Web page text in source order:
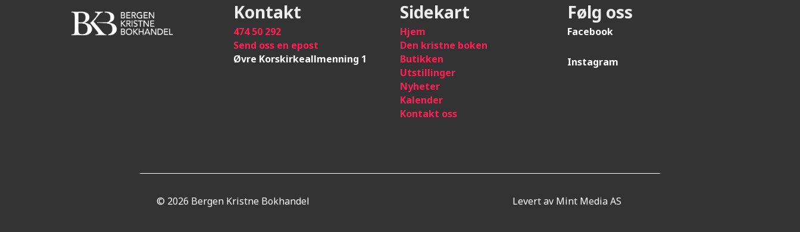
Kontakt
474 50 292
Send oss en epost
Øvre Korskirkeallmenning 1
Sidekart
Hjem
Den kristne boken
Butikken
Utstillinger
Nyheter
Kalender
Kontakt oss
Følg oss
Facebook
Instagram
© 2026 Bergen Kristne Bokhandel Levert av Mint Media AS